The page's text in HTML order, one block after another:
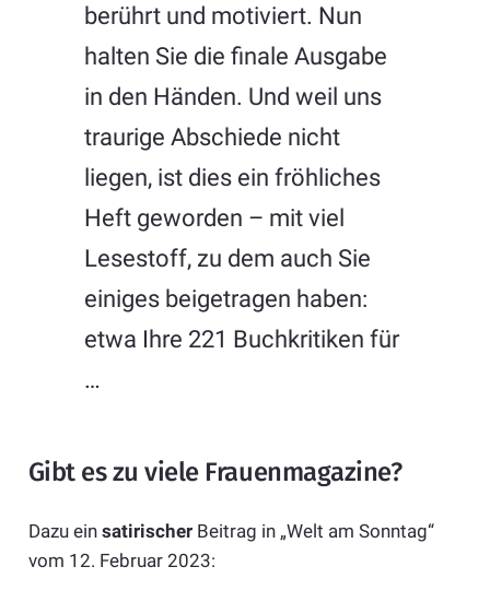
berührt und motiviert. Nun
halten Sie die finale Ausgabe
in den Händen. Und weil uns
traurige Abschiede nicht
liegen, ist dies ein fröhliches
Heft geworden – mit viel
Lesestoff, zu dem auch Sie
einiges beigetragen haben:
etwa Ihre 221 Buchkritiken für
…
Gibt es zu viele Frauenmagazine?
Dazu ein satirischerBeitrag in „Welt am Sonntag“
vom 12. Februar 2023: